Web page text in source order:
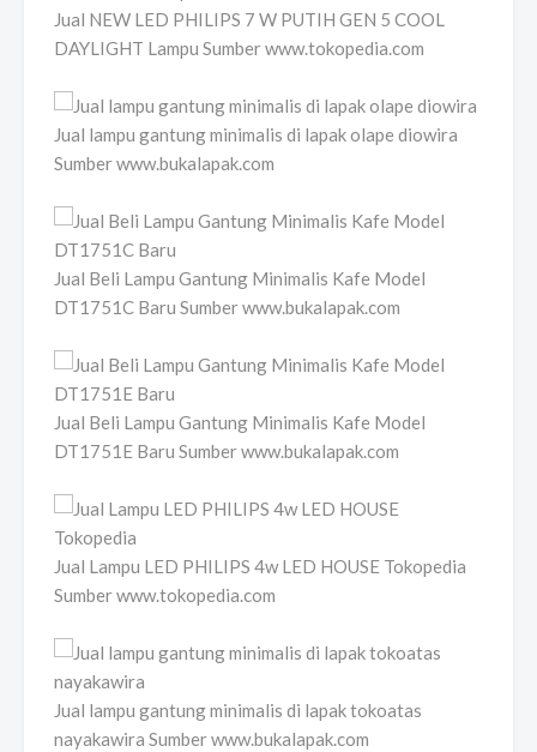
Jual NEW LED PHILIPS 7 W PUTIH GEN 5 COOL
DAYLIGHT Lampu Sumber www.tokopedia.com
Jual lampu gantung minimalis di lapak olape diowira
Sumber www.bukalapak.com
Jual Beli Lampu Gantung Minimalis Kafe Model
DT1751C Baru Sumber www.bukalapak.com
Jual Beli Lampu Gantung Minimalis Kafe Model
DT1751E Baru Sumber www.bukalapak.com
Jual Lampu LED PHILIPS 4w LED HOUSE Tokopedia
Sumber www.tokopedia.com
Jual lampu gantung minimalis di lapak tokoatas
nayakawira Sumber www.bukalapak.com